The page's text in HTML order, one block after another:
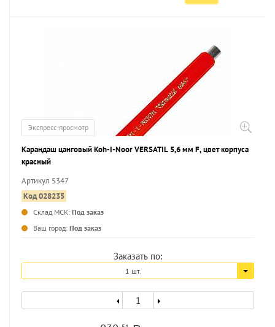
Экспресс-просмотр
Карандаш цанговый Koh-I-Noor VERSATIL 5,6 мм F, цвет корпуса
красный
Артикул 5347
Код 028235
Склад МСК: Под заказ
Ваш город: Под заказ
Заказать по:
1 шт.